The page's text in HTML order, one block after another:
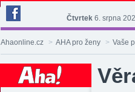
Deník
Aha!
na
Čtvrtek 6. srpna
Ahaonline.cz > AHA pro ženy > Vaše